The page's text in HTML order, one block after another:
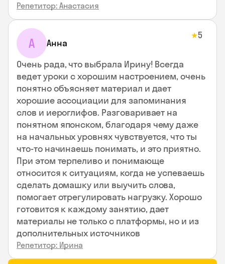
Репетитор: Анастасия
А Анна
★5
Очень рада, что выбрала Ирину! Всегда
ведет уроки с хорошим настроением, очень
понятно объясняет материал и дает
хорошие ассоциации для запоминания
слов и иероглифов. Разговаривает на
понятном японском, благодаря чему даже
на начальных уровнях чувствуется, что ты
что-то начинаешь понимать, и это приятно.
При этом терпеливо и понимающе
относится к ситуациям, когда не успеваешь
сделать домашку или выучить слова,
помогает отрегулировать нагрузку. Хорошо
готовится к каждому занятию, дает
материалы не только с платформы, но и из
дополнительных источников
Репетитор: Ирина